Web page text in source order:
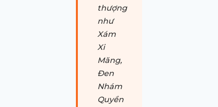
thượng
như
Xám
Xi
Măng,
Đen
Nhám
Quyền